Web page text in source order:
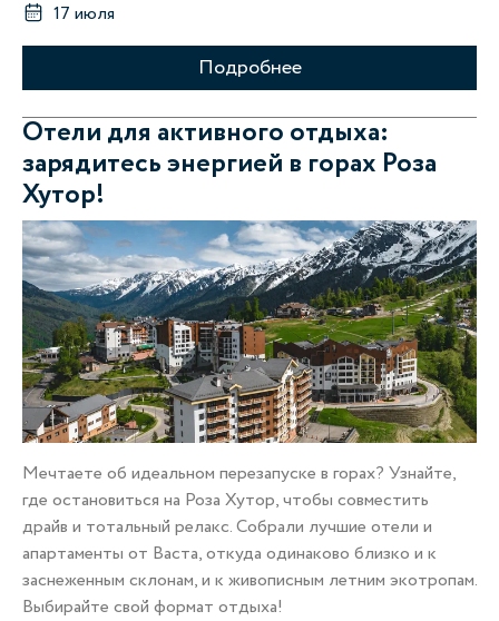
17 июля
Подробнее
Отели для активного отдыха:
зарядитесь энергией в горах Роза
Хутор!
Мечтаете об идеальном перезапуске в горах? Узнайте,
где остановиться на Роза Хутор, чтобы совместить
драйв и тотальный релакс. Собрали лучшие отели и
апартаменты от Васта, откуда одинаково близко и к
заснеженным склонам, и к живописным летним экотропам.
Выбирайте свой формат отдыха!